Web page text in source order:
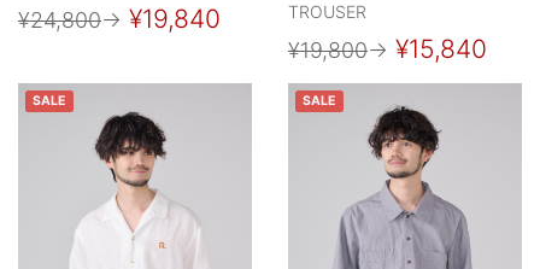
¥24,800→ ¥19,840
TROUSER
¥19,800→ ¥15,840
SALE SALE